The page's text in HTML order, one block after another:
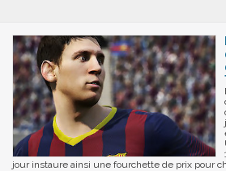
jour instaure ainsi une fourchette de prix pour